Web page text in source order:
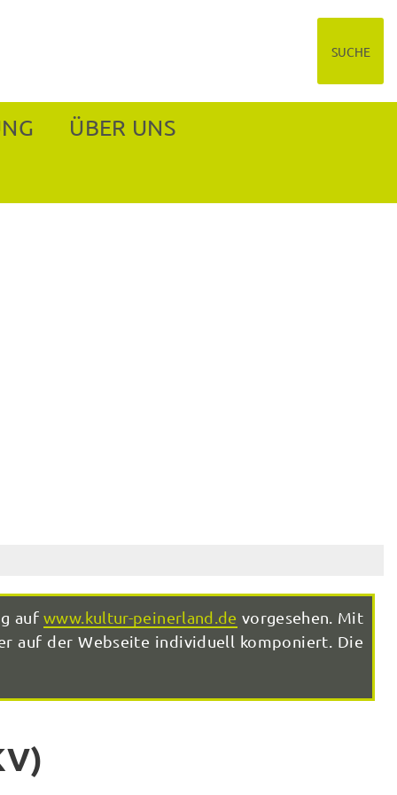
SUCHE
ÜBER UNS
aufwww.kultur-peinerland.de vorgesehen. Mit
auf der Webseite individuell komponiert. Die